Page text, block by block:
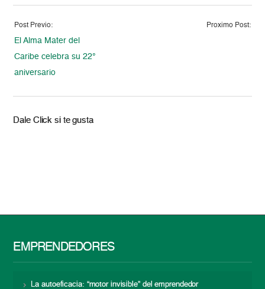
Post Previo:
El Alma Mater del
Caribe celebra su 22°
aniversario
Proximo Post:
Dale Click si te gusta
EMPRENDEDORES
La autoeficacia: “motor invisible” del emprendedor